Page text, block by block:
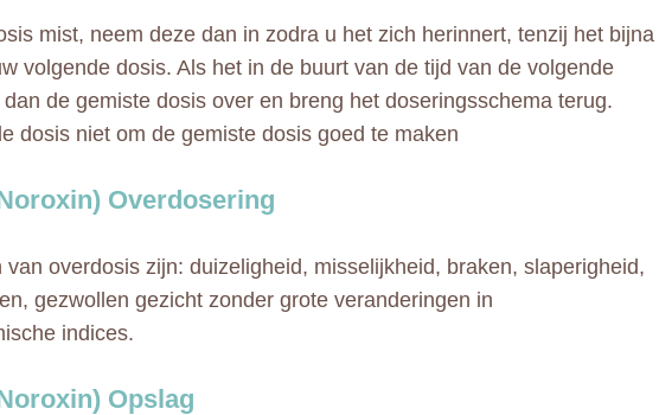
mist, neem deze dan in zodra u het zich herinnert, tenzij het bijna
volgende dosis. Als het in de buurt van de tijd van de volgende
de gemiste dosis over en breng het doseringsschema terug.
dosis niet om de gemiste dosis goed te maken
Overdosering
van overdosis zijn: duizeligheid, misselijkheid, braken, slaperigheid,
gezwollen gezicht zonder grote veranderingen in
indices.
Opslag